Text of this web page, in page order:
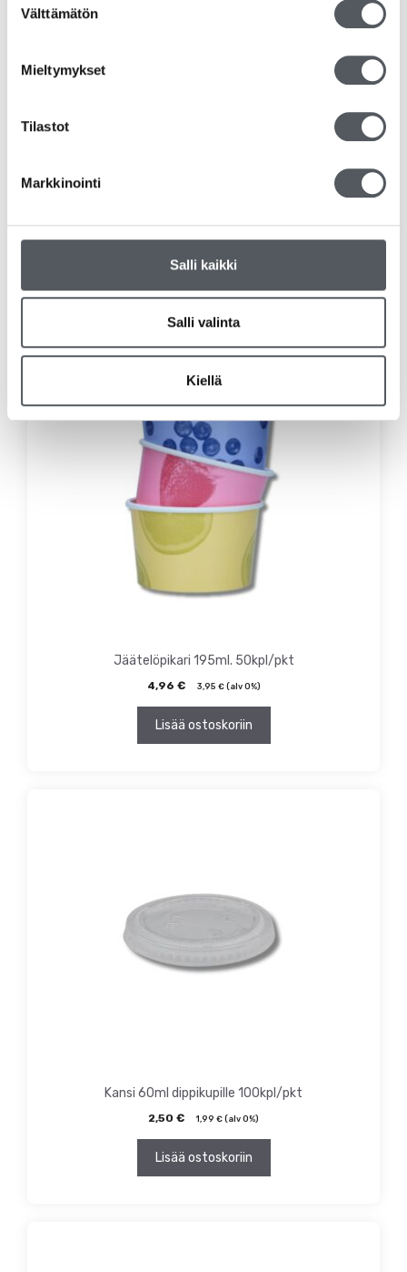
valinta
Välttämätön
Mieltymykset
Tilastot
Markkinointi
Salli kaikki
Salli valinta
Kiellä
Gastro Uudelleenkäytettävä veitsi 18,5cm, 50kpl/pkt
Lisää ostoskoriin
Jäätelöpikari 195ml. 50kpl/pkt
4,96 € 3,95 €(alv 0%)
Lisää ostoskoriin
Kansi 60ml dippikupille 100kpl/pkt
2,50 € 1,99 € (alv 0%)
Lisää ostoskoriin